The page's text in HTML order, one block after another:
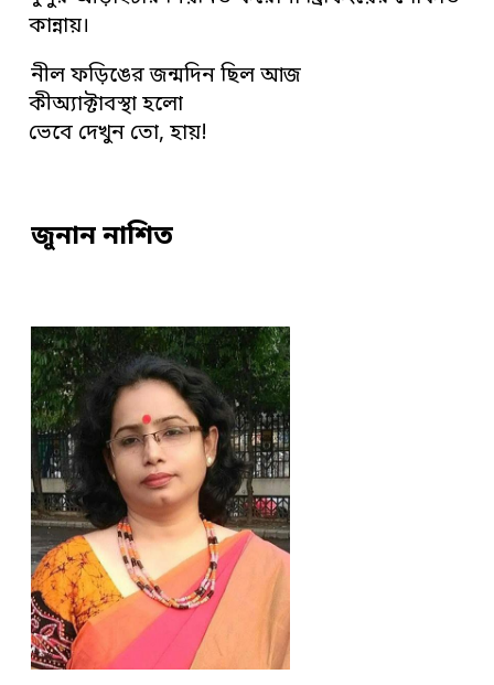
কান্নায়।
নীল ফড়িঙের জন্মদিন ছিল আজ
কীঅ্যাক্টাবস্থা হলো
ভেবে দেখুন তো, হায়!
জুনান নাশিত